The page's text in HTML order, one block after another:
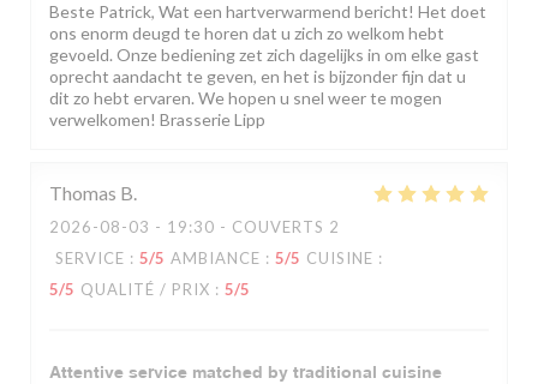
Beste Patrick, Wat een hartverwarmend bericht! Het doet
ons enorm deugd te horen dat u zich zo welkom hebt
gevoeld. Onze bediening zet zich dagelijks in om elke gast
oprecht aandacht te geven, en het is bijzonder fijn dat u
dit zo hebt ervaren. We hopen u snel weer te mogen
verwelkomen! Brasserie Lipp
Thomas B
2026-08-03 - 19:30 - COUVERTS 2
SERVICE : 5/5 AMBIANCE : 5/5 CUISINE :
5/5 QUALITÉ / PRIX : 5/5
Attentive service matched by traditional cuisine